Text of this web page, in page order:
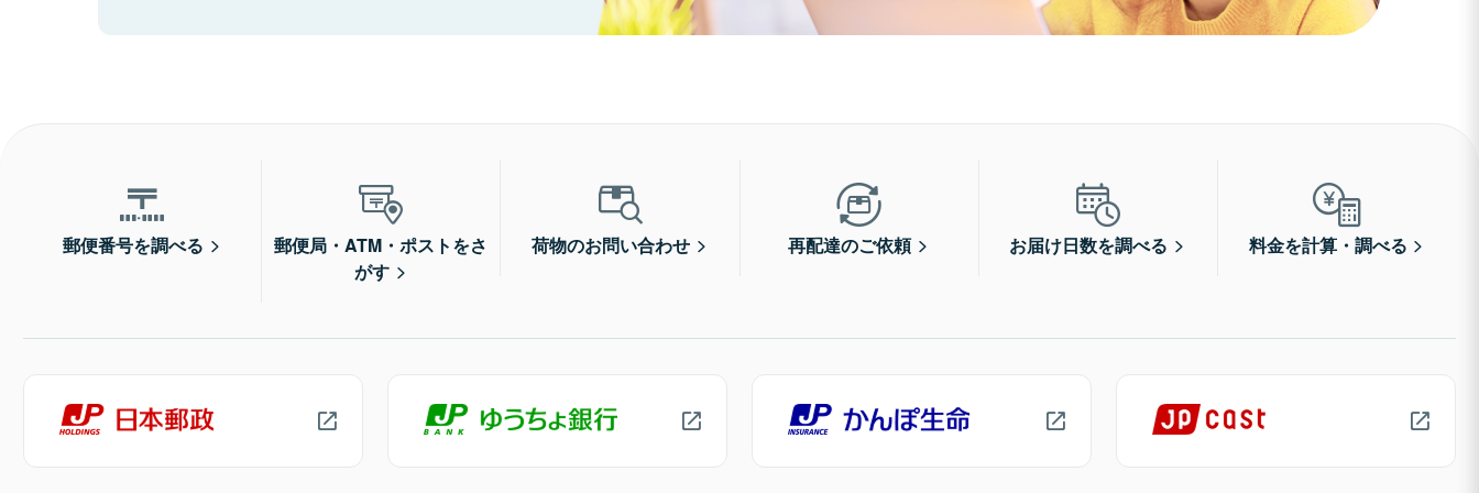
郵便番号を調べる
郵便局・ATM・ポストをさ
がす
荷物のお問い合わせ 再配達のご依頼 お届け日数を調べる 料金を計算・調べる